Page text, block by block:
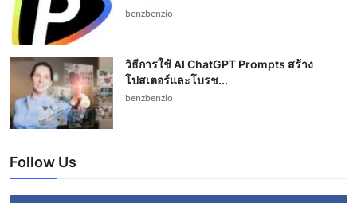
benzbenzio
วิธีการใช้ AI ChatGPT Prompts สร้าง
โปสเตอร์และโบรช...
benzbenzio
Follow Us